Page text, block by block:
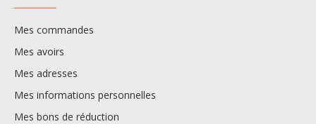
Mes commandes
Mes avoirs
Mes adresses
Mes informations personnelles
Mes bons de réduction